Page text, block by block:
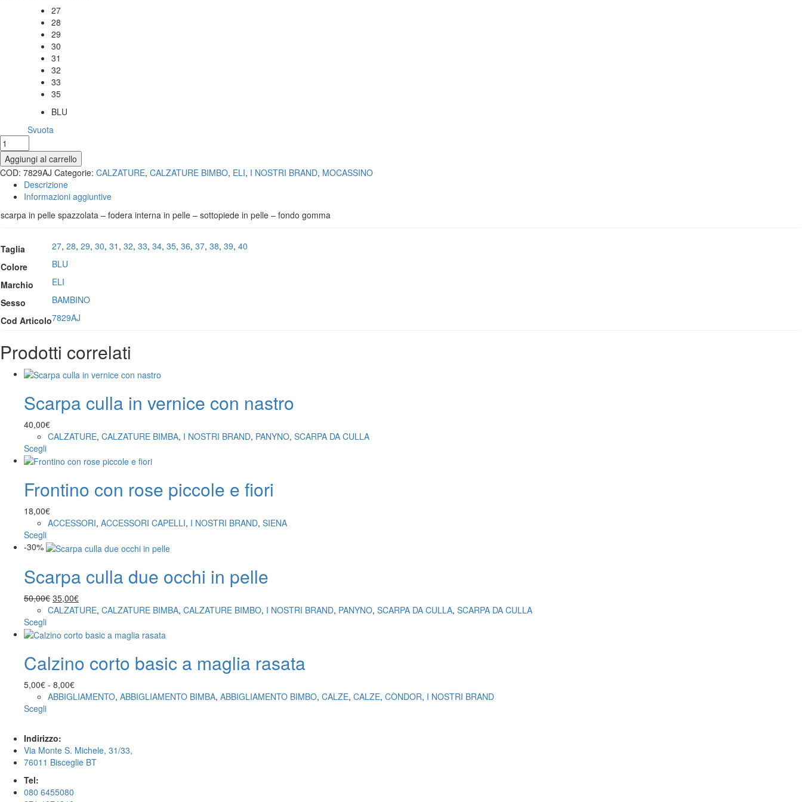
da
88,00€
a
96,00€
27
28
29
30
31
32
33
35
BLU
Svuota
Mocassino
in
spazzolato
quantità
Aggiungi al carrello
COD: 7829AJ Categorie: CALZATURE, CALZATURE BIMBO, ELI, I NOSTRI BRAND, MOCASSINO
Descrizione
Informazioni aggiuntive
scarpa in pelle spazzolata – fodera interna in pelle – sottopiede in pelle – fondo gomma
Taglia 27, 28, 29, 30, 31 , 32, 33, 34, 35, 36, 37, 38, 39, 40
Colore
BLU
Marchio
ELI
Sesso
BAMBINO
Cod Articolo7829AJ
Prodotti correlati
Scarpa culla in vernice con nastro
40,00€
CALZATURE, CALZATURE BIMBA, I NOSTRI BRAND, PANYNO, SCARPA DA CULLA
ScegliQuesto
prodotto
varianti.
Le
opzioni
possono
essere
scelte
pagina
prodotto
Frontino con rose piccole e fiori
18,00€
ACCESSORI, ACCESSORI CAPELLI, I NOSTRI BRAND, SIENA
ScegliQuesto
prodotto
varianti.
Le
opzioni
possono
essere
scelte
pagina
prodotto
-30%
Scarpa culla due occhi in pelle
50,00€ Il
prezzo
era:
35,00€Il
prezzo
è:
CALZATURE, CALZATURE BIMBA, CALZATURE BIMBO, I NOSTRI BRAND, PANYNO, SCARPA DA CULLA, SCARPA DA CULLA
ScegliQuesto
prodotto
più
varianti.
Le
opzioni
possono
nella
pagina
del
Calzino corto basic a maglia rasata
5,00€ - 8,00€Fascia
di
8,00€
ABBIGLIAMENTO, ABBIGLIAMENTO BIMBA, ABBIGLIAMENTO BIMBO, CALZE, CALZE, CÒNDOR, I NOSTRI BRAND
ScegliQuesto
più
varianti.
Le
possono
Indirizzo:
Via Monte S. Michele, 31/33,
76011 Bisceglie BT
Tel:
080 6455080